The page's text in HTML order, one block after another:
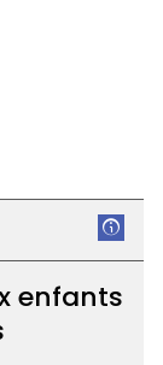
enfants